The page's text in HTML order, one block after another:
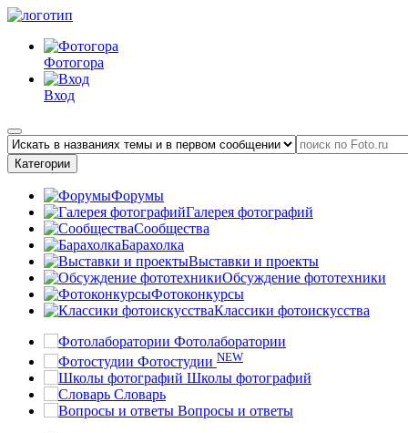
Фотогора
Вход
Категории
Форумы
Галерея фотографий
Сообщества
Барахолка
Выставки и проекты
Обсуждение фототехники
Фотоконкурсы
Классики фотоискусства
Фотолаборатории
Фотостудии NEW
Школы фотографий
Словарь
Вопросы и ответы